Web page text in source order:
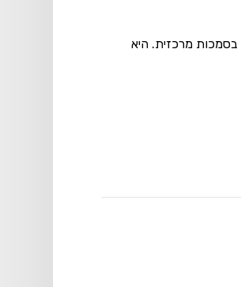
צורך בסמכות מרכזית. היא